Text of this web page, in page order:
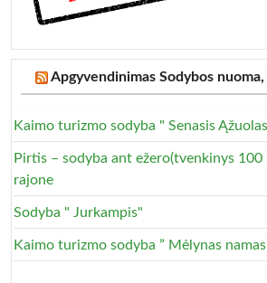
Apgyvendinimas Sodybos
Kaimo turizmo sodyba " Senasis
Pirtis – sodyba ant ežero(tvenkinys
rajone
Sodyba " Jurkampis"
Kaimo turizmo sodyba ” Mėlynas namas